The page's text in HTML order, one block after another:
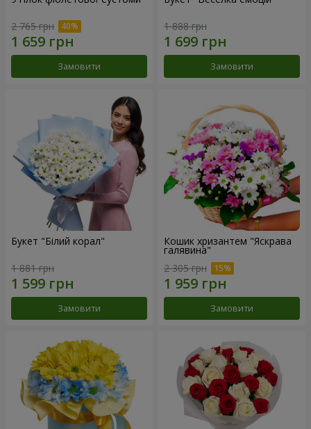
2 765 грн
Замовити
1 888 грн
Замовити
Букет "Білий корал"
1 881 грн
Замовити
Кошик хризантем "Яскрава
галявина"
2 305 грн
Замовити